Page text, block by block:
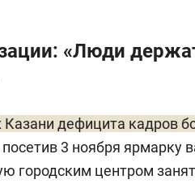
«Люди
дефицита кадров
3 ноября ярмарку
городским центром